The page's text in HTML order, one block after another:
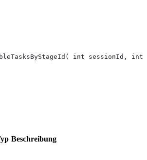
int sessionId,
Beschreibung